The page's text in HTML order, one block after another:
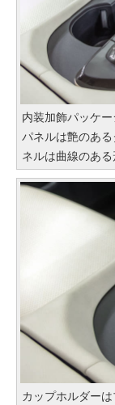
内装加飾パッケ
パネルは艶のあ
ネルは曲線のあ
カップホルダー